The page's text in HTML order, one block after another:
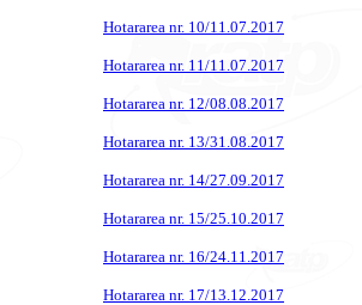
Hotararea nr. 10/11.07.2017
Hotararea nr. 11/11.07.2017
Hotararea nr. 12/08.08.2017
Hotararea nr. 13/31.08.2017
Hotararea nr. 14/27.09.2017
Hotararea nr. 15/25.10.2017
Hotararea nr. 16/24.11.2017
Hotararea nr. 17/13.12.2017